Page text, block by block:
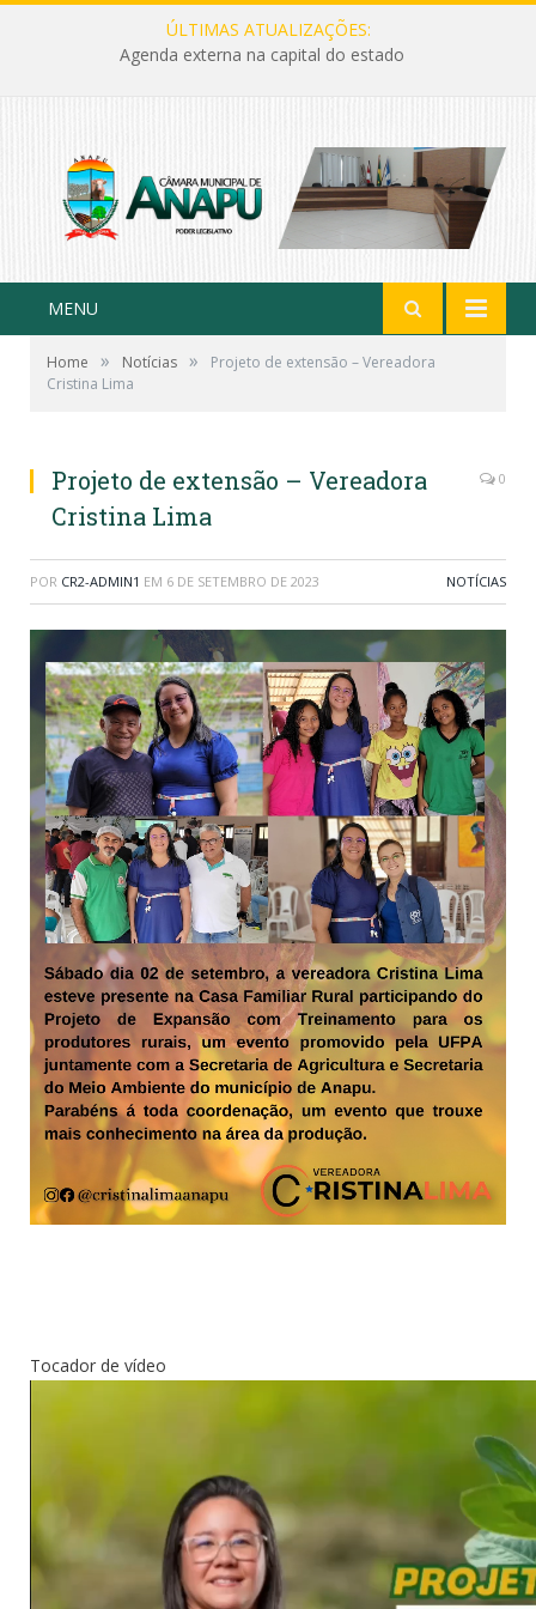
ÚLTIMAS ATUALIZAÇÕES:
Agenda externa na capital do estado
MENU
Home » Notícias »
Projeto de extensão – Vereadora
Cristina Lima
Projeto de extensão – Vereadora
Cristina Lima
0
POR CR2-ADMIN1 EM 6 DE SETEMBRO DE 2023 NOTÍCIAS
Tocador de vídeo